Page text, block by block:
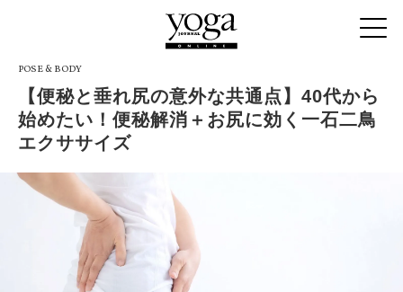
POSE & BODY
【便秘と垂れ尻の意外な共通点】40代から
始めたい！便秘解消＋お尻に効く一石二鳥
エクササイズ